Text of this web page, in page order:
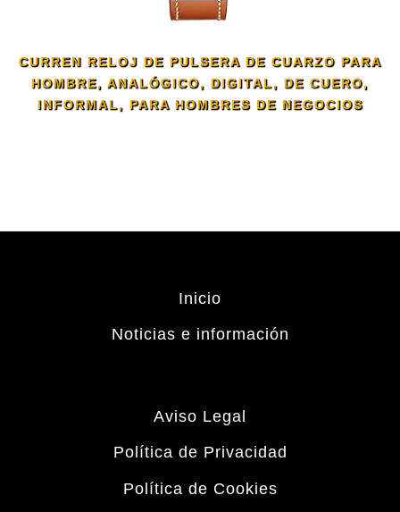
CURREN RELOJ DE PULSERA DE CUARZO PARA
HOMBRE, ANALÓGICO, DIGITAL, DE CUERO,
INFORMAL, PARA HOMBRES DE NEGOCIOS
Inicio
Noticias e información
Aviso Legal
Política de Privacidad
Política de Cookies